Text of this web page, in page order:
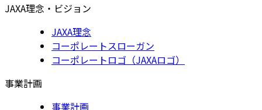
JAXA理念・ビジョン
JAXA理念
コーポレートスローガン
コーポレートロゴ（JAXAロゴ）
事業計画
事業計画